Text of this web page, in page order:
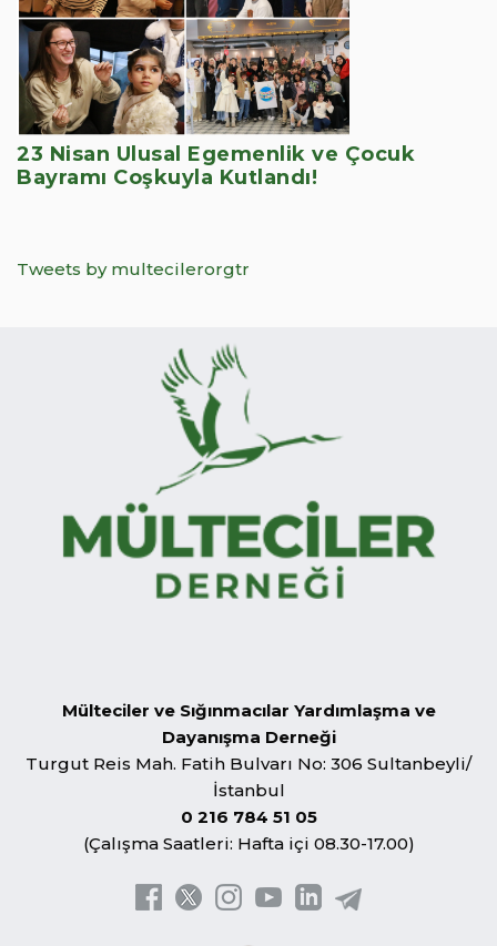
23 Nisan Ulusal Egemenlik ve Çocuk
Bayramı Coşkuyla Kutlandı!
Tweets by multecilerorgtr
Mülteciler ve Sığınmacılar Yardımlaşma ve
Dayanışma Derneği
Turgut Reis Mah. Fatih Bulvarı No: 306 Sultanbeyli/
İstanbul
0 216 784 51 05
(Çalışma Saatleri: Hafta içi 08.30-17.00)